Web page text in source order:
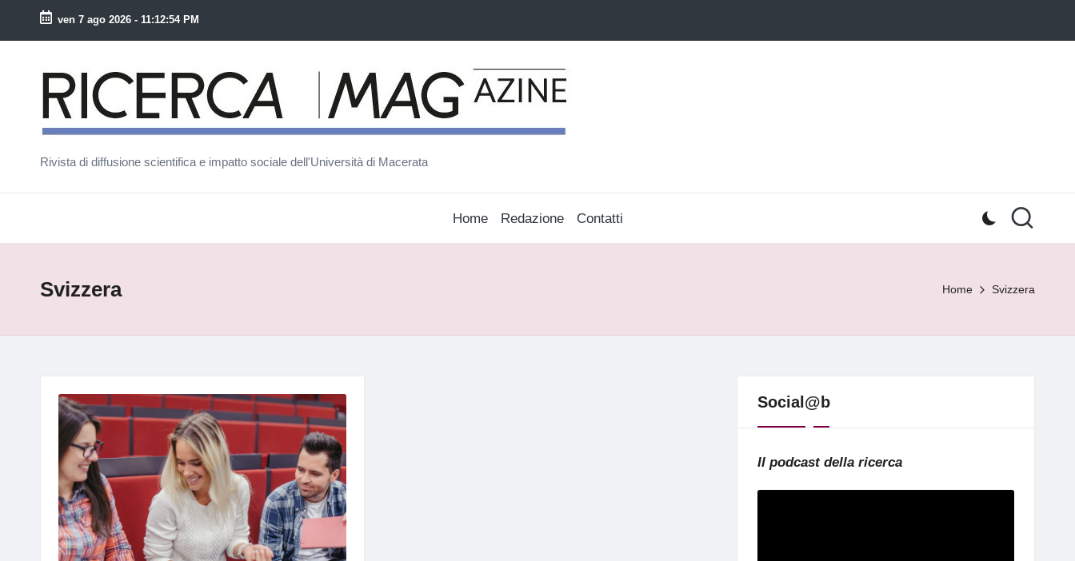
Skip
ven 7 ago 2026 - 11:12:54 PM
R
ic
e
a
M
Rivista di diffusione scientifica e impatto sociale dell'Università di Macerata
Home Redazione Contatti
Svizzera Home Svizzera
Social@b
Il podcast della ricerca